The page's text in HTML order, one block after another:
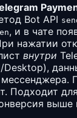
Bot API
, и в чате
нажатии
внутри
Desktop),
Подходит
выше